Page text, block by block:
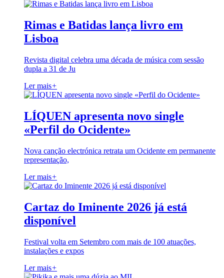
Rimas e Batidas lança livro em
Lisboa
Revista digital celebra uma década de música com sessão
dupla a 31 de Ju
Ler mais+
LÍQUEN apresenta novo single
«Perfil do Ocidente»
Nova canção electrónica retrata um Ocidente em permanente
representação,
Ler mais+
Cartaz do Iminente 2026 já está
disponível
Festival volta em Setembro com mais de 100 atuações,
instalações e expos
Ler mais+